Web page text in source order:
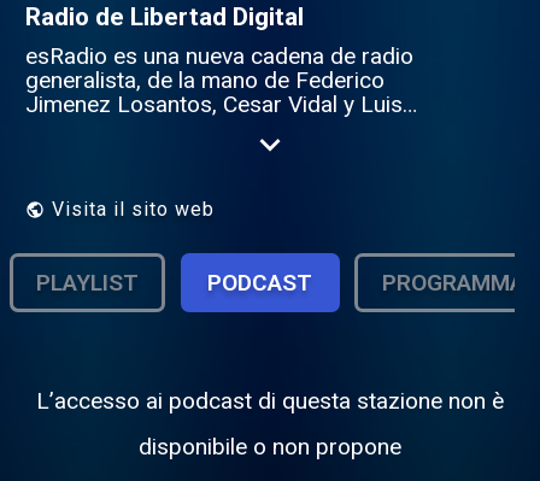
Radio de Libertad Digital
esRadio es una nueva cadena de radio
generalista, de la mano de Federico
Jimenez Losantos, Cesar Vidal y Luis
Visita il sito web
PLAYLIST PODCAST PROGRAMMA
L’accesso ai podcast di questa stazione non è
disponibile o non propone